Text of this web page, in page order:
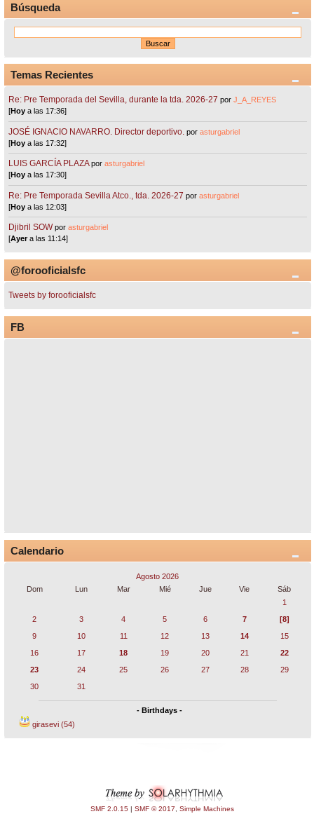
Búsqueda
Temas Recientes
Re: Pre Temporada del Sevilla, durante la tda. 2026-27 porJ_A_REYES
[Hoy a las 17:36]
JOSÉ IGNACIO NAVARRO. Director deportivo. porasturgabriel
[Hoy a las 17:32]
LUIS GARCÍA PLAZA porasturgabriel
[Hoy a las 17:30]
Re: Pre Temporada Sevilla Atco., tda. 2026-27 porasturgabriel
[Hoy a las 12:03]
Djibril SOW porasturgabriel
[Ayera las 11:14]
@forooficialsfc
Tweets by forooficialsfc
FB
Calendario
Agosto 2026
Dom
Lun Mar Mié Jue Vie
Sáb
1
2
3 4 5 6 7
[8]
9
10 11 12 13 14
15
16
17 18 19 20 21
22
23
24 25 26 27 28
29
30
31
- Birthdays -
girasevi (54)
SMF 2.0.15 | SMF © 2017 Simple Machines